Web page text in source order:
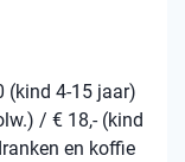
(kind 4-15 jaar)
/ € 18,- (kind
en koffie